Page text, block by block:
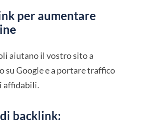
per aumentare
aiutano il vostro sito a
su Google e a portare traffico
affidabili.
backlink: